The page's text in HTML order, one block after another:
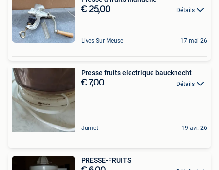
€ 25,00 Détails
Lives-Sur-Meuse 17 mai 26
Presse fruits electrique baucknecht
€ 7,00 Détails
Jumet 19 avr. 26
PRESSE-FRUITS